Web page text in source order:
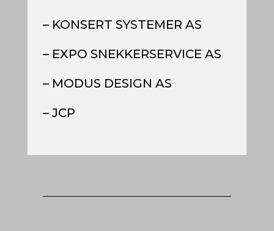
– KONSERT SYSTEMER AS
– EXPO SNEKKERSERVICE AS
– MODUS DESIGN AS
– JCP